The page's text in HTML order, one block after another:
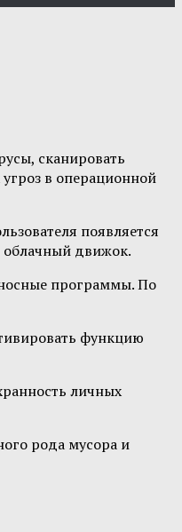
сканировать
в операционной
появляется
облачный движок.
программы. По
функцию
личных
рода мусора и